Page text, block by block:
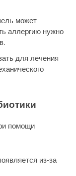
может
аллергию нужно
для лечения
помощи
из-за